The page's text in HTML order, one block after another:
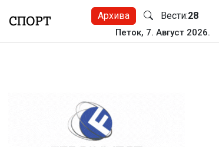
СПОРТ Архива Вести:28
Петок, 7. Август 2026.